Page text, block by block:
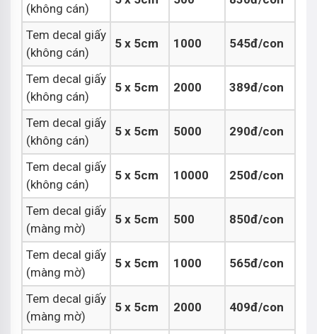
(không cán)
Tem decal giấy
(không cán)
5 x 5cm 1000 545đ/con
Tem decal giấy
(không cán)
5 x 5cm 2000 389đ/con
Tem decal giấy
(không cán)
5 x 5cm 5000 290đ/con
Tem decal giấy
(không cán)
5 x 5cm 10000 250đ/con
Tem decal giấy
(màng mờ)
5 x 5cm 500 850đ/con
Tem decal giấy
(màng mờ)
5 x 5cm 1000 565đ/con
Tem decal giấy
(màng mờ)
5 x 5cm 2000 409đ/con